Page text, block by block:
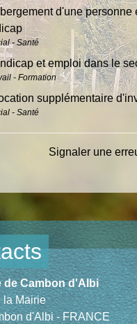
d'une personne
- Santé
et emploi dans le
- Formation
supplémentaire
- Santé
Signaler une
de Cambon d'Albi
la Mairie
d'Albi - FRANCE